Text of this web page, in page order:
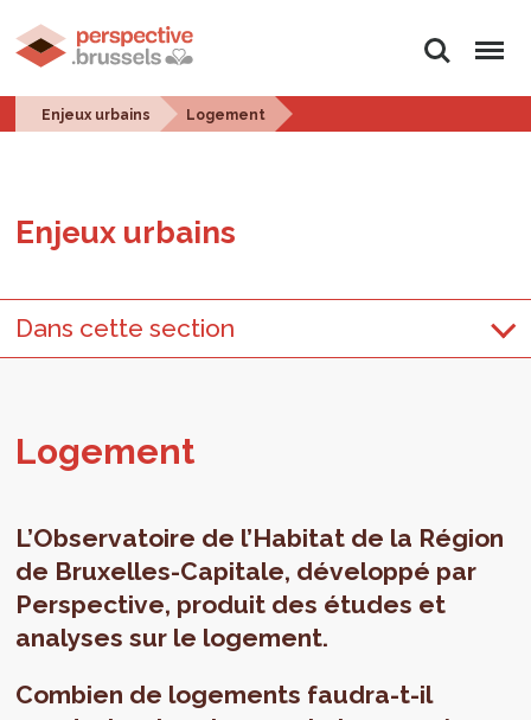
Rechercher
Menu
Enjeux urbains Logement
Enjeux urbains
Dans cette section
Loge­ment
L’Observatoire de l’Habitat de la Région
de Bruxelles-Capitale, développé par
Perspective, produit des études et
analyses sur le logement.
Combien de logements faudra-t-il